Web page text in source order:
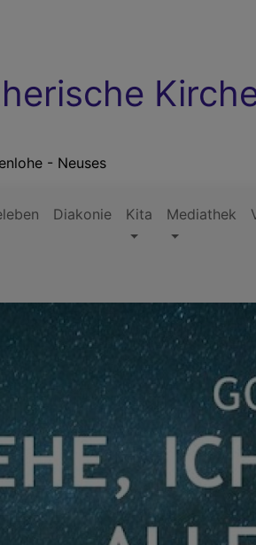
- Neuses
Diakonie Kita Mediathek